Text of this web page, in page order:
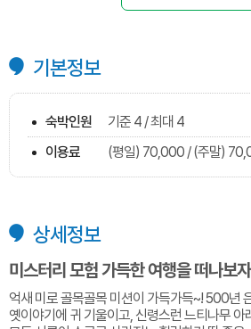
기본정보
숙박인원
기준 4 / 최대 4
이용료
(평일) 70,000 / (주말)
상세정보
미스터리 모험 가득한 여행을 떠나보
억새 미로 골목골목 미션이 가득가득~! 500년
옛이야기에 귀 기울이고, 신령스런 느티나무 아